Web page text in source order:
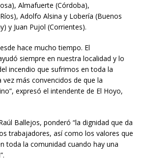
Almafuerte (Córdoba),
Adolfo Alsina y Lobería (Buenos
y Juan Pujol (Corrientes).
hace mucho tiempo. El
siempre en nuestra localidad y lo
incendio que sufrimos en toda la
vez más convencidos de que la
expresó el intendente de El Hoyo,
Ballejos, ponderó “la dignidad que da
trabajadores, así como los valores que
toda la comunidad cuando hay una